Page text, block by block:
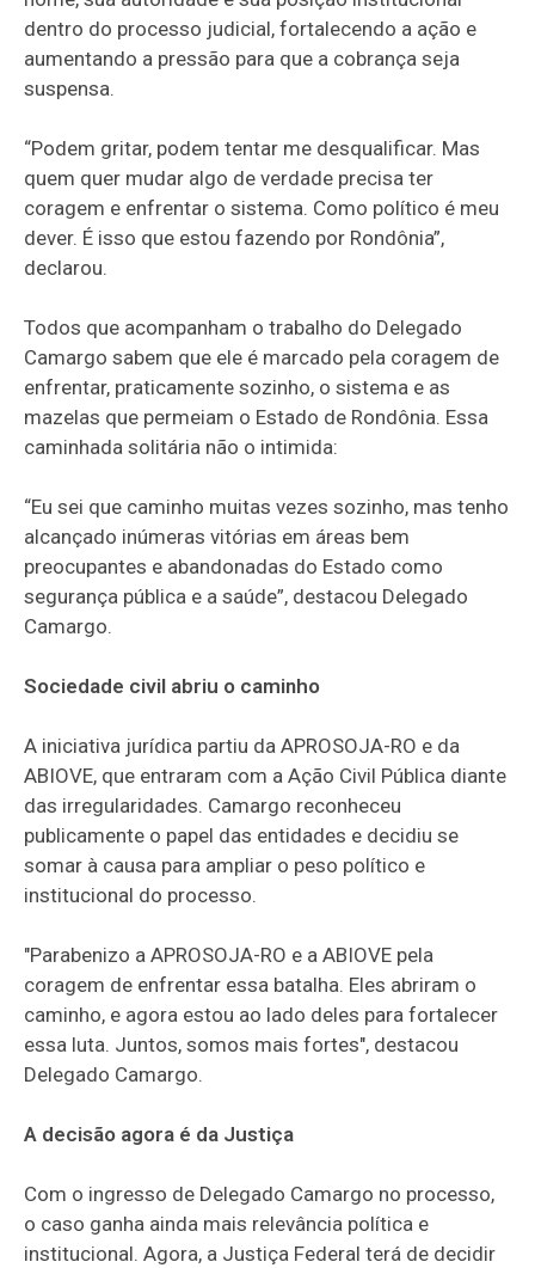
dentro do processo judicial, fortalecendo a ação e
aumentando a pressão para que a cobrança seja
suspensa.
“Podem gritar, podem tentar me desqualificar. Mas
quem quer mudar algo de verdade precisa ter
coragem e enfrentar o sistema. Como político é meu
dever. É isso que estou fazendo por Rondônia”,
declarou.
Todos que acompanham o trabalho do Delegado
Camargo sabem que ele é marcado pela coragem de
enfrentar, praticamente sozinho, o sistema e as
mazelas que permeiam o Estado de Rondônia. Essa
caminhada solitária não o intimida:
“Eu sei que caminho muitas vezes sozinho, mas tenho
alcançado inúmeras vitórias em áreas bem
preocupantes e abandonadas do Estado como
segurança pública e a saúde”, destacou Delegado
Camargo.
Sociedade civil abriu o caminho
A iniciativa jurídica partiu da APROSOJA-RO e da
ABIOVE, que entraram com a Ação Civil Pública diante
das irregularidades. Camargo reconheceu
publicamente o papel das entidades e decidiu se
somar à causa para ampliar o peso político e
institucional do processo.
"Parabenizo a APROSOJA-RO e a ABIOVE pela
coragem de enfrentar essa batalha. Eles abriram o
caminho, e agora estou ao lado deles para fortalecer
essa luta. Juntos, somos mais fortes", destacou
Delegado Camargo.
A decisão agora é da Justiça
Com o ingresso de Delegado Camargo no processo,
o caso ganha ainda mais relevância política e
institucional. Agora, a Justiça Federal terá de decidir